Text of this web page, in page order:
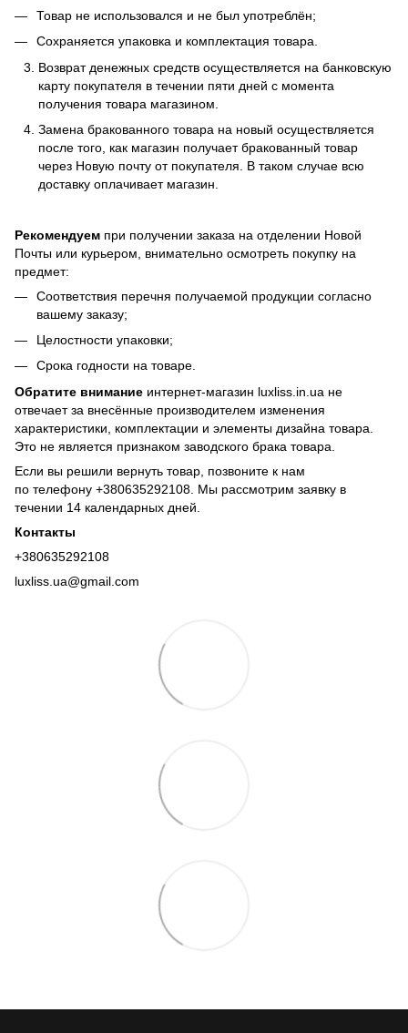
Товар не использовался и не был употреблён;
Сохраняется упаковка и комплектация товара.
Возврат денежных средств осуществляется на банковскую
карту покупателя в течении пяти дней с момента
получения товара магазином.
Замена бракованного товара на новый осуществляется
после того, как магазин получает бракованный товар
через Новую почту от покупателя. В таком случае всю
доставку оплачивает магазин.
Рекомендуем при получении заказа на отделении Новой
Почты или курьером, внимательно осмотреть покупку на
предмет:
Соответствия перечня получаемой продукции согласно
вашему заказу;
Целостности упаковки;
Срока годности на товаре.
Обратите внимание интернет-магазин luxliss.in.ua не
отвечает за внесённые производителем изменения
характеристики, комплектации и элементы дизайна товара.
Это не является признаком заводского брака товара.
Если вы решили вернуть товар, позвоните к нам
по телефону +380635292108 . Мы рассмотрим заявку в
течении 14 календарных дней.
Контакты
+380635292108
luxliss.ua@gmail.com